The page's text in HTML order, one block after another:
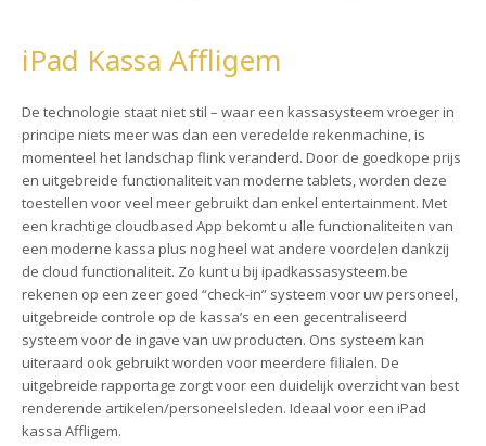
iPad Kassa Affligem
De technologie staat niet stil – waar een kassasysteem vroeger in
principe niets meer was dan een veredelde rekenmachine, is
momenteel het landschap flink veranderd. Door de goedkope prijs
en uitgebreide functionaliteit van moderne tablets, worden deze
toestellen voor veel meer gebruikt dan enkel entertainment. Met
een krachtige cloudbased App bekomt u alle functionaliteiten van
een moderne kassa plus nog heel wat andere voordelen dankzij
de cloud functionaliteit. Zo kunt u bij ipadkassasysteem.be
rekenen op een zeer goed “check-in” systeem voor uw personeel,
uitgebreide controle op de kassa’s en een gecentraliseerd
systeem voor de ingave van uw producten. Ons systeem kan
uiteraard ook gebruikt worden voor meerdere filialen. De
uitgebreide rapportage zorgt voor een duidelijk overzicht van best
renderende artikelen/personeelsleden. Ideaal voor een iPad
kassa Affligem.